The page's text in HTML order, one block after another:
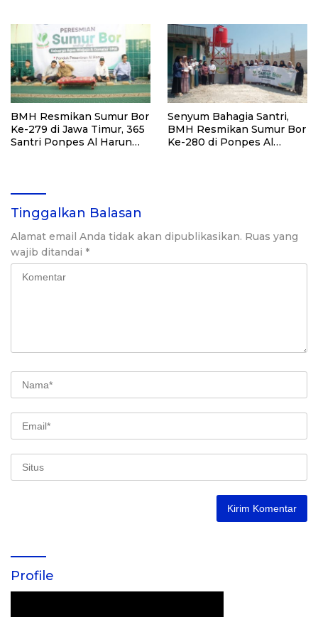
BMH Resmikan Sumur Bor
Ke-279 di Jawa Timur, 365
Santri Ponpes Al Harun
Senyum Bahagia Santri,
BMH Resmikan Sumur Bor
Ke-280 di Ponpes Al
Tinggalkan Balasan
Alamat email Anda tidak akan dipublikasikan. Ruas yang
wajib ditandai *
Profile